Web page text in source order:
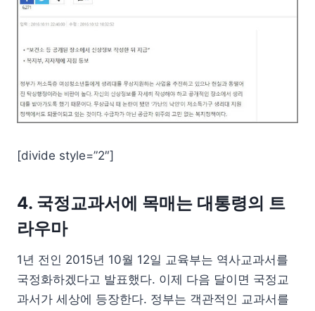
[divide style=”2″]
4. 국정교과서에 목매는 대통령의 트
라우마
1년 전인 2015년 10월 12일 교육부는 역사교과서를
국정화하겠다고 발표했다. 이제 다음 달이면 국정교
과서가 세상에 등장한다. 정부는 객관적인 교과서를